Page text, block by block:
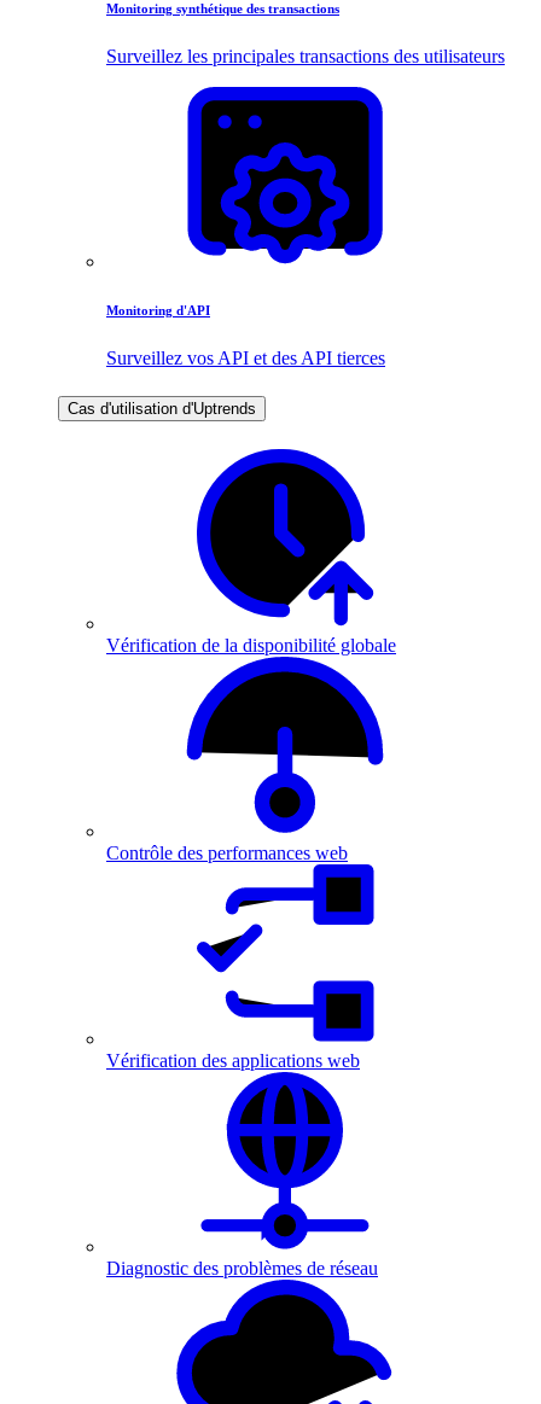
Monitoring synthétique des transactions
Surveillez les principales transactions des utilisateurs
Monitoring d'API
Surveillez vos API et des API tierces
Cas d'utilisation d'Uptrends
Vérification de la disponibilité globale
Contrôle des performances web
Vérification des applications web
Diagnostic des problèmes de réseau